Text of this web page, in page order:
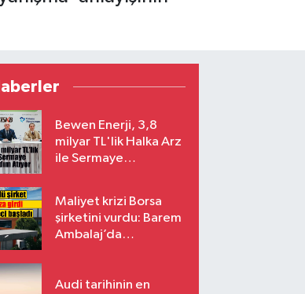
Bewen Enerji, 3,8
milyar TL'lik Halka Arz
ile Sermaye
Maliyet krizi Borsa
şirketini vurdu: Barem
Ambalaj’da
Audi tarihinin en